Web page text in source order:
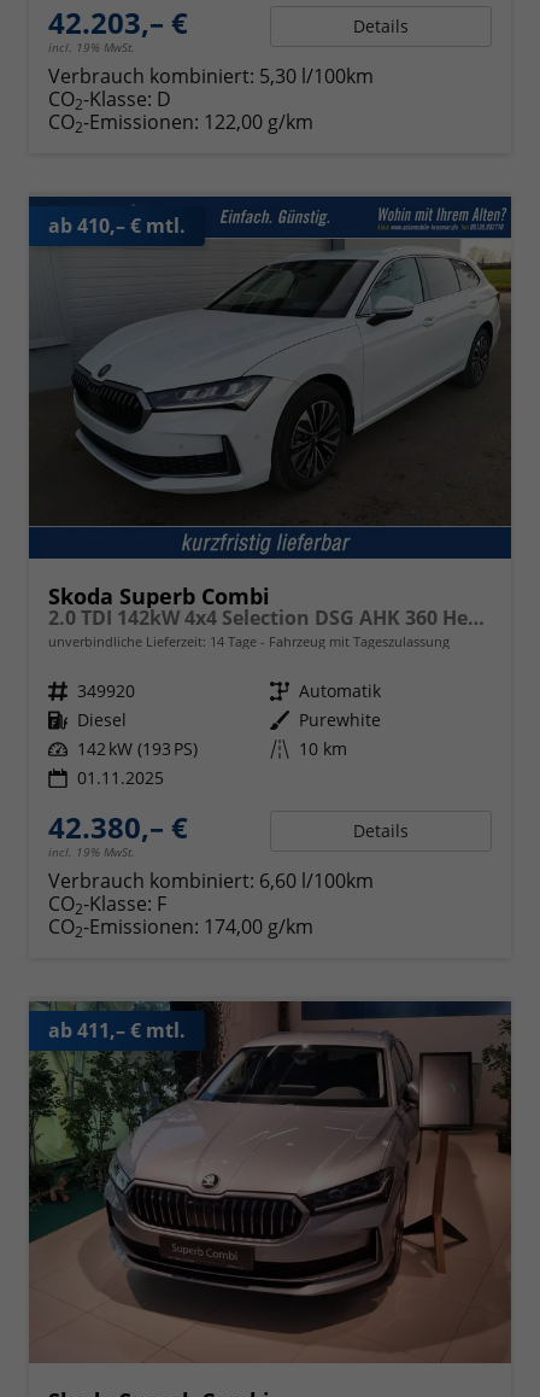
42.203,– €
incl. 19% MwSt.
Details
Verbrauch kombiniert: 5,30 l/100km
CO2-Klasse: D
CO2-Emissionen: 122,00 g/km
ab 410,– € mtl.
Skoda Superb Combi
2.0 TDI 142kW 4x4 Selection DSG AHK 360 Head Up Pano
unverbindliche Lieferzeit: 14 Tage Fahrzeug mit Tageszulassung
Fahrzeugnr. 349920 Getriebe Automatik
Kraftstoff Diesel Außenfarbe Purewhite
Leistung 142 kW (193 PS) Kilometerstand 10 km
01.11.2025
42.380,– €
incl. 19% MwSt.
Details
Verbrauch kombiniert: 6,60 l/100km
CO2-Klasse: F
CO2-Emissionen: 174,00 g/km
ab 411,– € mtl.